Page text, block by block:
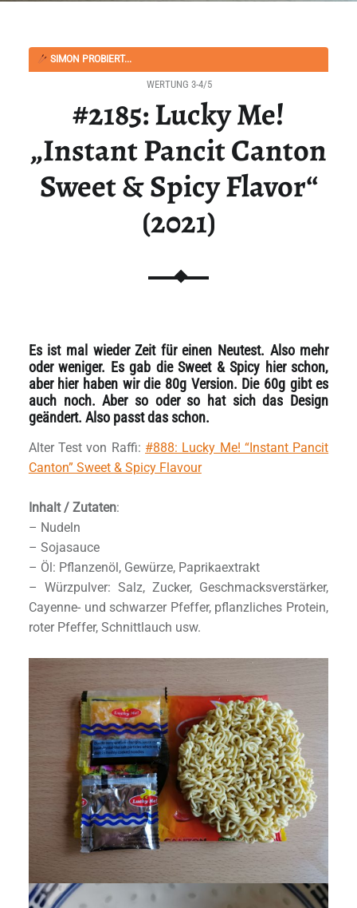
SIMON PROBIERT...
#2185: Lucky Me!
„Instant Pancit Canton
Sweet & Spicy Flavor“
(2021)
WERTUNG 3-4/5
Es ist mal wieder Zeit für einen Neutest. Also mehr
oder weniger. Es gab die Sweet & Spicy hier schon,
aber hier haben wir die 80g Version. Die 60g gibt es
auch noch. Aber so oder so hat sich das Design
geändert. Also passt das schon.
Alter Test von Raffi: #888: Lucky Me! “Instant Pancit
Canton” Sweet & Spicy Flavour
Inhalt / Zutaten:
– Nudeln
– Sojasauce
– Öl: Pflanzenöl, Gewürze, Paprikaextrakt
– Würzpulver: Salz, Zucker, Geschmacksverstärker,
Cayenne- und schwarzer Pfeffer, pflanzliches Protein,
roter Pfeffer, Schnittlauch usw.